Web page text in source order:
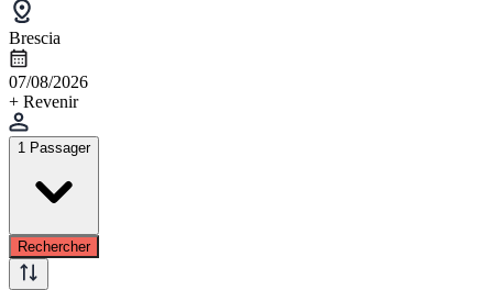
Brescia
07/08/2026
+ Revenir
1 Passager
Rechercher